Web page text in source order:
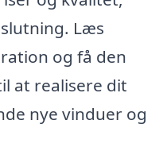
Læs
og få den
at realisere dit
nye vinduer og